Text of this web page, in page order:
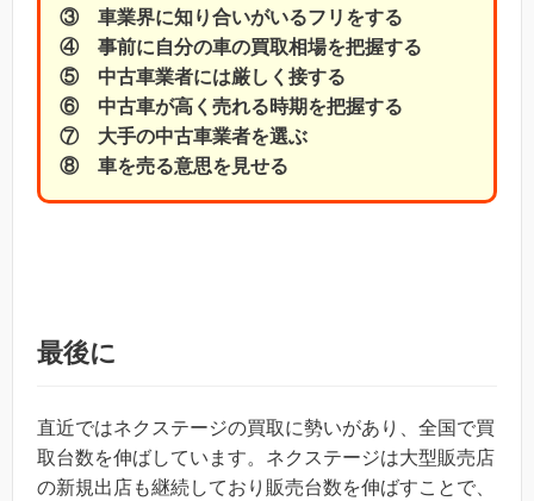
③ 車業界に知り合いがいるフリをする
④ 事前に自分の車の買取相場を把握する
⑤ 中古車業者には厳しく接する
⑥ 中古車が高く売れる時期を把握する
⑦ 大手の中古車業者を選ぶ
⑧ 車を売る意思を見せる
最後に
直近ではネクステージの買取に勢いがあり、全国で買
取台数を伸ばしています。ネクステージは大型販売店
の新規出店も継続しており販売台数を伸ばすことで、